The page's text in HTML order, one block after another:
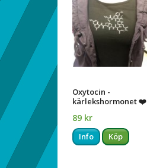
Oxytocin -
kärlekshormonet ❤️
89 kr
Info Köp